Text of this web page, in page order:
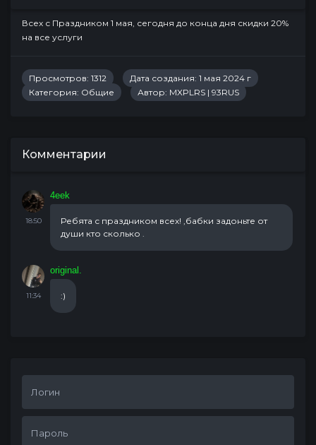
Всех с Праздником 1 мая, сегодня до конца дня скидки 20%
на все услуги
Просмотров: 1312
Дата создания: 1 мая 2024 г
Категория: Общие Автор: MXPLRS | 93RUS
Комментарии
18:50
4eek
Ребята с праздником всех! ,бабки задоньте от
души кто сколько .
11:34
original.
:)